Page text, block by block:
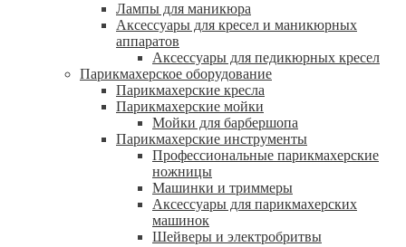
Лампы для маникюра
Аксессуары для кресел и маникюрных
аппаратов
Аксессуары для педикюрных кресел
Парикмахерское оборудование
Парикмахерские кресла
Парикмахерские мойки
Мойки для барбершопа
Парикмахерские инструменты
Профессиональные парикмахерские
ножницы
Машинки и триммеры
Аксессуары для парикмахерских
машинок
Шейверы и электробритвы